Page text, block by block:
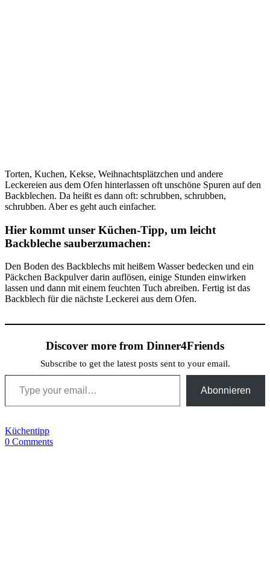
Torten, Kuchen, Kekse, Weihnachtsplätzchen und andere
Leckereien aus dem Ofen hinterlassen oft unschöne Spuren auf den
Backblechen. Da heißt es dann oft: schrubben, schrubben,
schrubben. Aber es geht auch einfacher.
Hier kommt unser Küchen-Tipp, um leicht
Backbleche sauberzumachen:
Den Boden des Backblechs mit heißem Wasser bedecken und ein
Päckchen Backpulver darin auflösen, einige Stunden einwirken
lassen und dann mit einem feuchten Tuch abreiben. Fertig ist das
Backblech für die nächste Leckerei aus dem Ofen.
Discover more from Dinner4Friends
Subscribe to get the latest posts sent to your email.
Type your email…
Abonnieren
Küchentipp
0 Comments